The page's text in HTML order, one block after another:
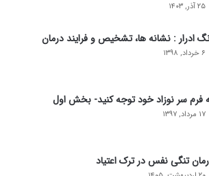
۲۵ آذر, ۱۴۰۳
ادرار : نشانه ها، تشخیص و فرایند درمان
۶ خرداد, ۱۳۹۸
فرم سر نوزاد خود توجه کنید- بخش اول
۱۷ مرداد, ۱۳۹۷
تنگی نفس در ترک اعتیاد